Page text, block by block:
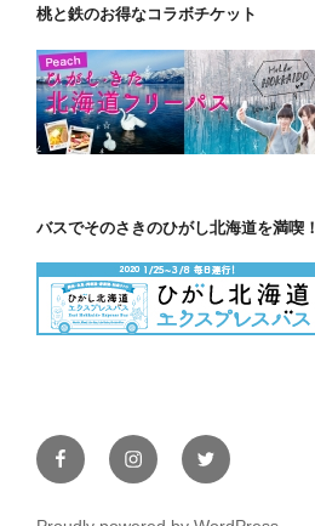
桃と鉄のお得なコラボチケット
バスでそのさきのひがし北海道を満喫！
FacebookInstagramTwitter